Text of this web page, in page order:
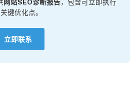
网站SEO诊断报告，包含可立即执行
键优化点。
立即联系